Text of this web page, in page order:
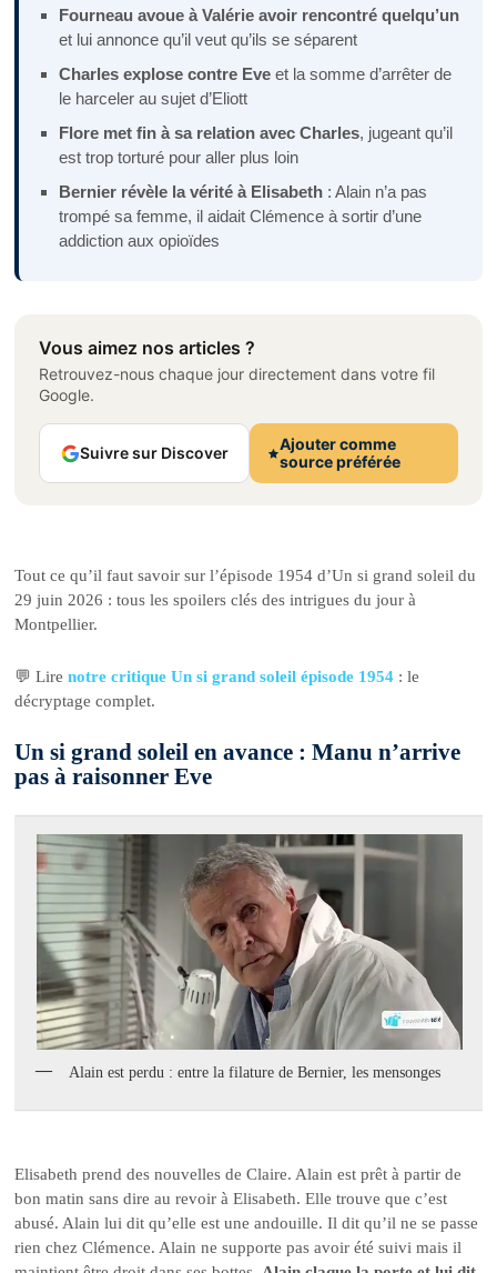
Fourneau avoue à Valérie avoir rencontré quelqu’un
et lui annonce qu’il veut qu’ils se séparent
Charles explose contre Eve et la somme d’arrêter de
le harceler au sujet d’Eliott
Flore met fin à sa relation avec Charles, jugeant qu’il
est trop torturé pour aller plus loin
Bernier révèle la vérité à Elisabeth : Alain n’a pas
trompé sa femme, il aidait Clémence à sortir d’une
addiction aux opioïdes
Vous aimez nos articles ?
Retrouvez-nous chaque jour directement dans votre fil
Google.
Suivre sur Discover
Ajouter comme
source préférée
Tout ce qu’il faut savoir sur l’épisode 1954 d’Un si grand soleil du
29 juin 2026 : tous les spoilers clés des intrigues du jour à
Montpellier.
💬 Lirenotre critique Un si grand soleil épisode 1954 : le
décryptage complet.
Un si grand soleil en avance : Manu n’arrive
pas à raisonner Eve
Alain est perdu : entre la filature de Bernier, les mensonges
Elisabeth prend des nouvelles de Claire. Alain est prêt à partir de
bon matin sans dire au revoir à Elisabeth. Elle trouve que c’est
abusé. Alain lui dit qu’elle est une andouille. Il dit qu’il ne se passe
rien chez Clémence. Alain ne supporte pas avoir été suivi mais il